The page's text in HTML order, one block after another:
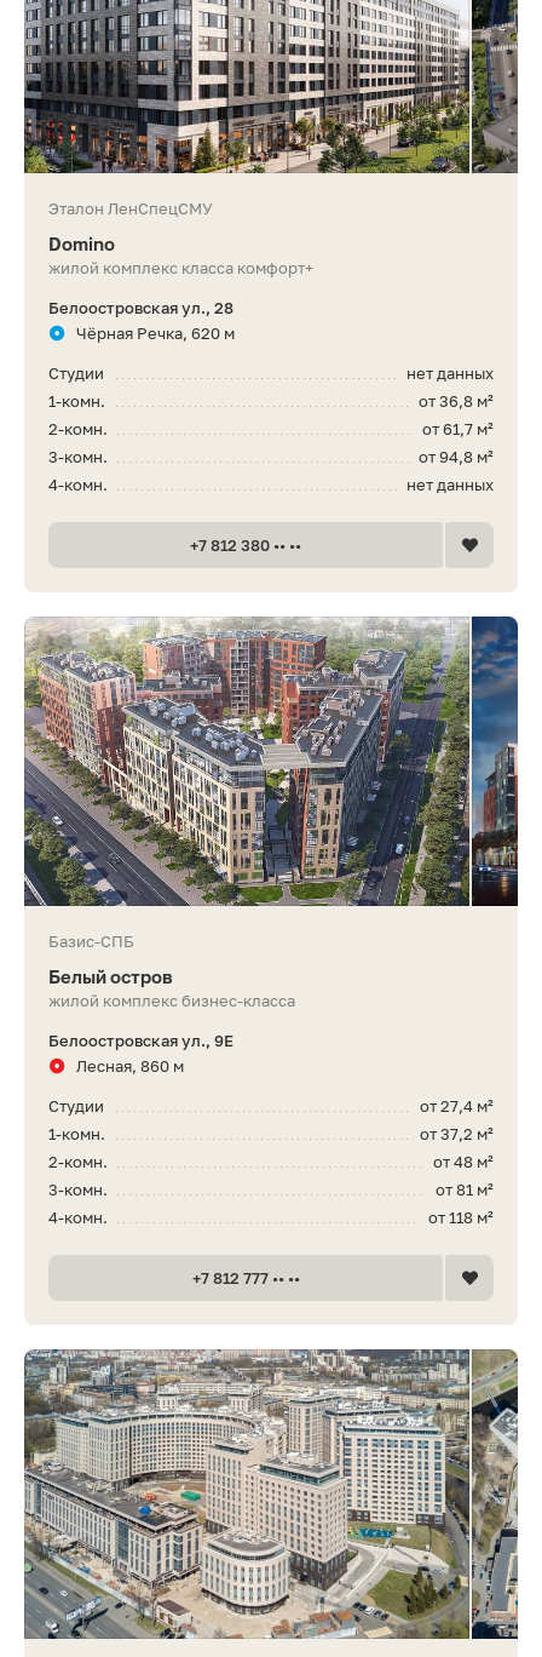
Эталон ЛенСпецСМУ
Domino
жилой комплекс класса комфорт+
Белоостровская ул., 28
Чёрная Речка, 620 м
нет данных
Студии
от 36,8 м²
1-комн.
от 61,7 м²
2-комн.
от 94,8 м²
3-комн.
нет данных
4-комн.
+7 812 380 •• ••
Базис-СПБ
Белый остров
жилой комплекс бизнес-класса
Белоостровская ул., 9Е
Лесная, 860 м
от 27,4 м²
Студии
от 37,2 м²
1-комн.
от 48 м²
2-комн.
от 81 м²
3-комн.
от 118 м²
4-комн.
+7 812 777 •• ••